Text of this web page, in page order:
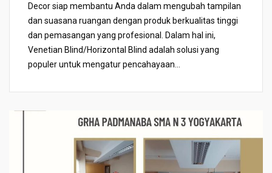
Decor siap membantu Anda dalam mengubah tampilan
dan suasana ruangan dengan produk berkualitas tinggi
dan pemasangan yang profesional. Dalam hal ini,
Venetian Blind/Horizontal Blind adalah solusi yang
populer untuk mengatur pencahayaan...